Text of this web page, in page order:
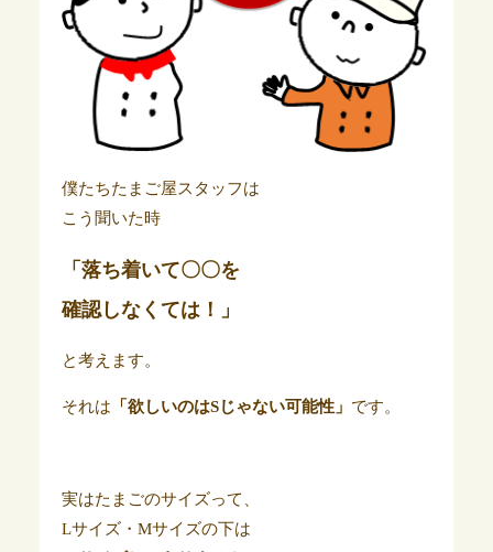
僕たちたまご屋スタッフは
こう聞いた時
「落ち着いて〇〇を
確認しなくては！」
と考えます。
それは 「欲しいのはSじゃない可能性」 です。
実はたまごのサイズって、
Lサイズ・Mサイズの下は